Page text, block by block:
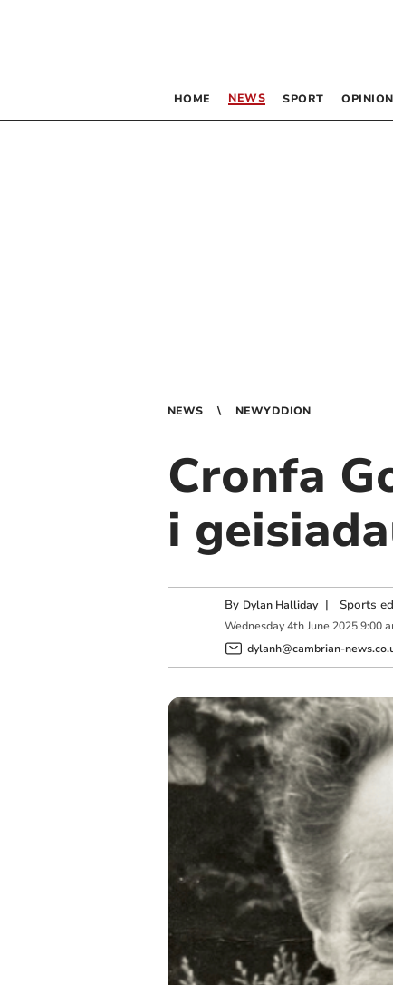
HOME NEWS SPORT OPINION
NEWS NEWYDDION
Cronfa
i
By Dylan Halliday | Sports
Wednesday 4th June 2025 9:00
dylanh@cambrian-